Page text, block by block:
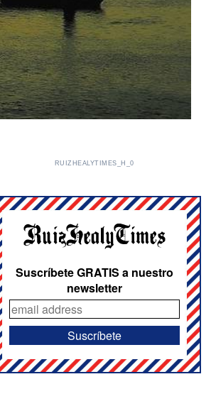
RUIZHEALYTIMES_H_0
Suscríbete GRATIS a nuestro
newsletter